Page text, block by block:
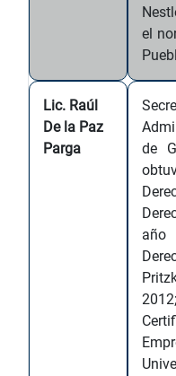
el
Lic. Raúl
De la Paz
Parga
de
año